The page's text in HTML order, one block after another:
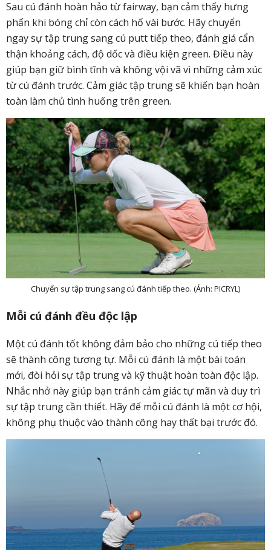
Sau cú đánh hoàn hảo từ fairway, bạn cảm thấy hưng
phấn khi bóng chỉ còn cách hố vài bước. Hãy chuyển
ngay sự tập trung sang cú putt tiếp theo, đánh giá cẩn
thận khoảng cách, độ dốc và điều kiện green. Điều này
giúp bạn giữ bình tĩnh và không vội vã vì những cảm xúc
từ cú đánh trước. Cảm giác tập trung sẽ khiến bạn hoàn
toàn làm chủ tình huống trên green.
Chuyển sự tập trung sang cú đánh tiếp theo. (Ảnh: PICRYL)
Mỗi cú đánh đều độc lập
Một cú đánh tốt không đảm bảo cho những cú tiếp theo
sẽ thành công tương tự. Mỗi cú đánh là một bài toán
mới, đòi hỏi sự tập trung và kỹ thuật hoàn toàn độc lập.
Nhắc nhở này giúp bạn tránh cảm giác tự mãn và duy trì
sự tập trung cần thiết. Hãy để mỗi cú đánh là một cơ hội,
không phụ thuộc vào thành công hay thất bại trước đó.